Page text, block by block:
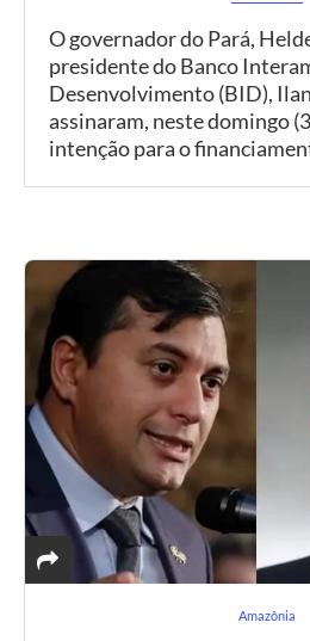
O governador do Pará,
presidente do Banco
Desenvolvimento (BID),
assinaram, neste domingo
intenção para o
Amazônia